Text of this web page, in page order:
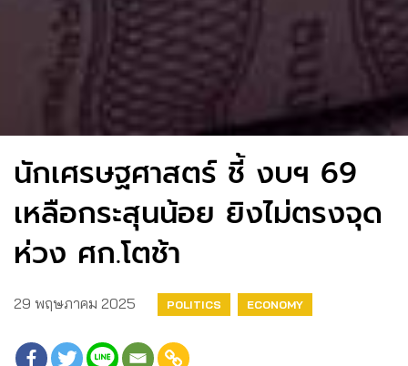
นักเศรษฐศาสตร์ ชี้ งบฯ 69
เหลือกระสุนน้อย ยิงไม่ตรงจุด
ห่วง ศก.โตช้า
29 พฤษภาคม 2025 POLITICS ECONOMY